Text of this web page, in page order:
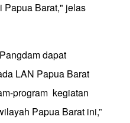
Papua Barat," jelas
dapat
LAN Papua Barat
program kegiatan
Papua Barat ini,”